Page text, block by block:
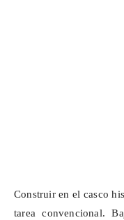
Construir en el casco
tarea convencional.